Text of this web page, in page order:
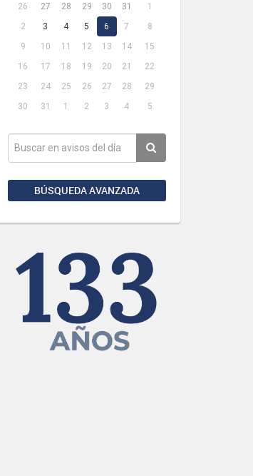
26 27 28 29 30 31
1
2
3 4 5 6 7
8
9
10 11 12 13 14
15
16
17 18 19 20 21
22
23
24 25 26 27 28
29
30
31 1 2 3 4 5
BÚSQUEDA AVANZADA